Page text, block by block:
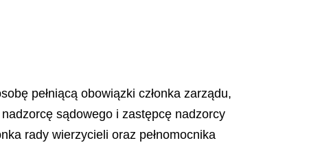
pełniącą obowiązki członka zarządu,
sądowego i zastępcę nadzorcy
rady wierzycieli oraz pełnomocnika